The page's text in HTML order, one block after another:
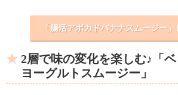
「腸活アボカドバナナスムージー
2層で味の変化を楽しむ♪「
ヨーグルトスムージー」